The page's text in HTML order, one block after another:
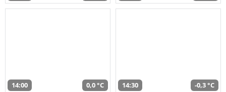
14:00 0,0 °C 14:30 -0,3 °C